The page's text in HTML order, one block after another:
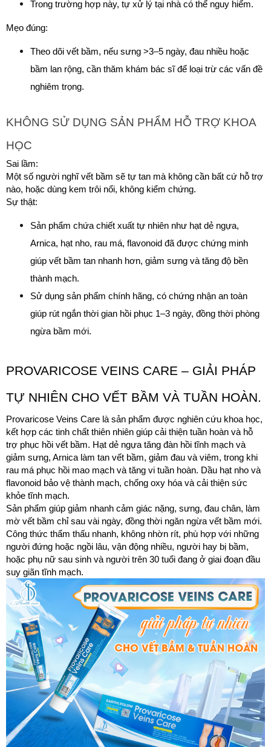
Trong trường hợp này, tự xử lý tại nhà có thể nguy hiểm.
Mẹo đúng:
Theo dõi vết bầm, nếu sưng >3–5 ngày, đau nhiều hoặc
bầm lan rộng, cần thăm khám bác sĩ để loại trừ các vấn đề
nghiêm trọng.
KHÔNG SỬ DỤNG SẢN PHẨM HỖ TRỢ KHOA
HỌC
Sai lầm:
Một số người nghĩ vết bầm sẽ tự tan mà không cần bất cứ hỗ trợ
nào, hoặc dùng kem trôi nổi, không kiểm chứng.
Sự thật:
Sản phẩm chứa chiết xuất tự nhiên như hạt dẻ ngựa,
Arnica, hạt nho, rau má, flavonoid đã được chứng minh
giúp vết bầm tan nhanh hơn, giảm sưng và tăng độ bền
thành mạch.
Sử dụng sản phẩm chính hãng, có chứng nhận an toàn
giúp rút ngắn thời gian hồi phục 1–3 ngày, đồng thời phòng
ngừa bầm mới.
PROVARICOSE VEINS CARE – GIẢI PHÁP
TỰ NHIÊN CHO VẾT BẦM VÀ TUẦN HOÀN.
Provaricose Veins Care là sản phẩm được nghiên cứu khoa học,
kết hợp các tinh chất thiên nhiên giúp cải thiện tuần hoàn và hỗ
trợ phục hồi vết bầm. Hạt dẻ ngựa tăng đàn hồi tĩnh mạch và
giảm sưng, Arnica làm tan vết bầm, giảm đau và viêm, trong khi
rau má phục hồi mao mạch và tăng vi tuần hoàn. Dầu hạt nho và
flavonoid bảo vệ thành mạch, chống oxy hóa và cải thiện sức
khỏe tĩnh mạch.
Sản phẩm giúp giảm nhanh cảm giác nặng, sưng, đau chân, làm
mờ vết bầm chỉ sau vài ngày, đồng thời ngăn ngừa vết bầm mới.
Công thức thẩm thấu nhanh, không nhờn rít, phù hợp với những
người đứng hoặc ngồi lâu, vận động nhiều, người hay bị bầm,
hoặc phụ nữ sau sinh và người trên 30 tuổi đang ở giai đoạn đầu
suy giãn tĩnh mạch.